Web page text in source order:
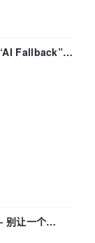
Fallback”与
让一个